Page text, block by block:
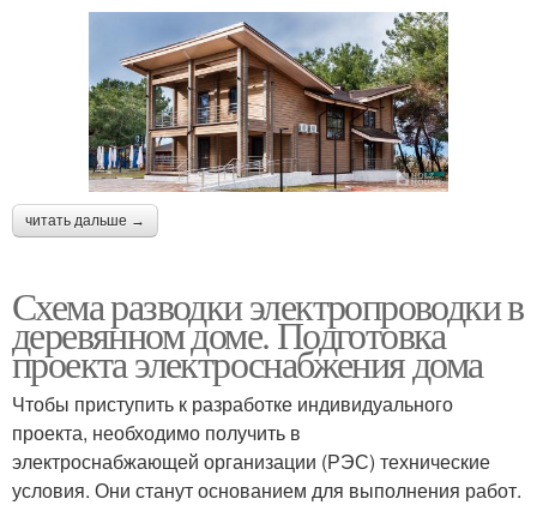
читать дальше →
Схема разводки электропроводки в
деревянном доме. Подготовка
проекта электроснабжения дома
Чтобы приступить к разработке индивидуального
проекта, необходимо получить в
электроснабжающей организации (РЭС) технические
условия. Они станут основанием для выполнения работ.